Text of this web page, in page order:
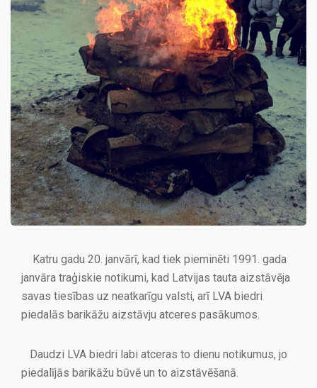
Katru gadu 20. janvārī, kad tiek pieminēti 1991. gada
janvāra traģiskie notikumi, kad Latvijas tauta aizstāvēja
savas tiesības uz neatkarīgu valsti, arī LVA biedri
piedalās barikāžu aizstāvju atceres pasākumos.
Daudzi LVA biedri labi atceras to dienu notikumus, jo
piedalījās barikāžu būvē un to aizstāvēšanā.